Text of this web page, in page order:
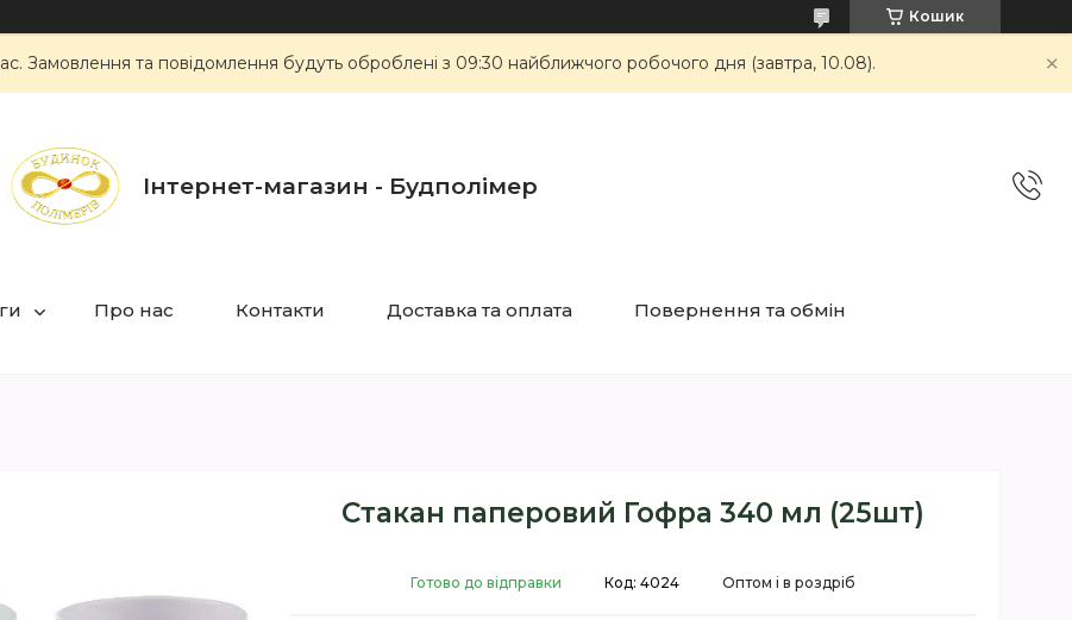
Кошик
Замовлення та повідомлення будуть оброблені з 09:30 найближчого робочого дня (завтра, 10.08).
Інтернет-магазин - Будполімер
Про нас Контакти Доставка та оплата Повернення та обмін
Стакан паперовий Гофра 340 мл (25шт)
Готово до відправки Оптом і в роздріб
Код: 4024